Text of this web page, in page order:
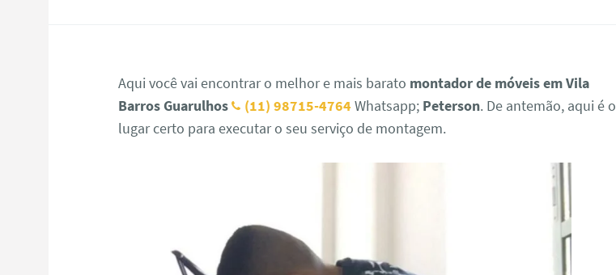
Aqui você vai encontrar o melhor e mais barato montador de móveis em Vila
Barros Guarulhos
(11) 98715-4764 Whatsapp; Peterson. De antemão, aqui é o
lugar certo para executar o seu serviço de montagem.